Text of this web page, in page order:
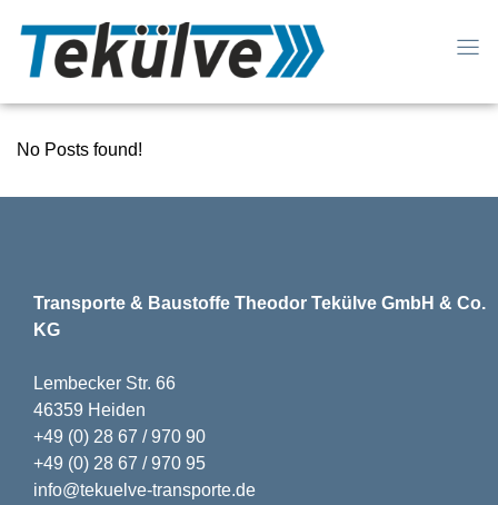
No Posts found!
Transporte & Baustoffe Theodor Tekülve GmbH & Co.
KG
Lembecker Str. 66
46359 Heiden
+49 (0) 28 67 / 970 90
+49 (0) 28 67 / 970 95
info@tekuelve-transporte.de